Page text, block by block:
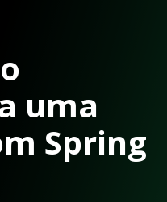
uma
Spring